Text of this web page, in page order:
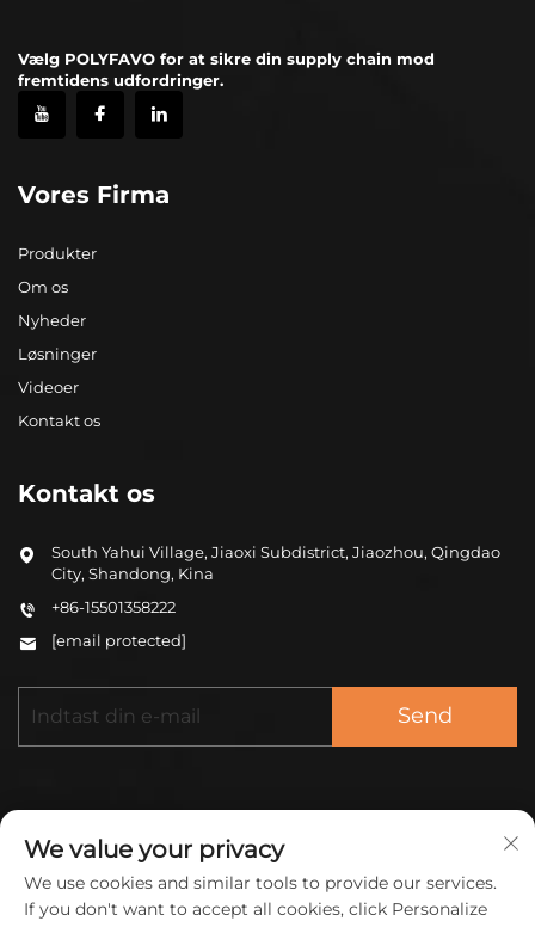
Vælg POLYFAVO for at sikre din supply chain mod
fremtidens udfordringer.
Vores Firma
Produkter
Om os
Nyheder
Løsninger
Videoer
Kontakt os
Kontakt os
South Yahui Village, Jiaoxi Subdistrict, Jiaozhou, Qingdao
City, Shandong, Kina
+86-15501358222
[email protected]
Send
Copyright © 2026 China ZHONGCHENG (QINGDAO)
We value your privacy
We use cookies and similar tools to provide our services.
If you don't want to accept all cookies, click Personalize